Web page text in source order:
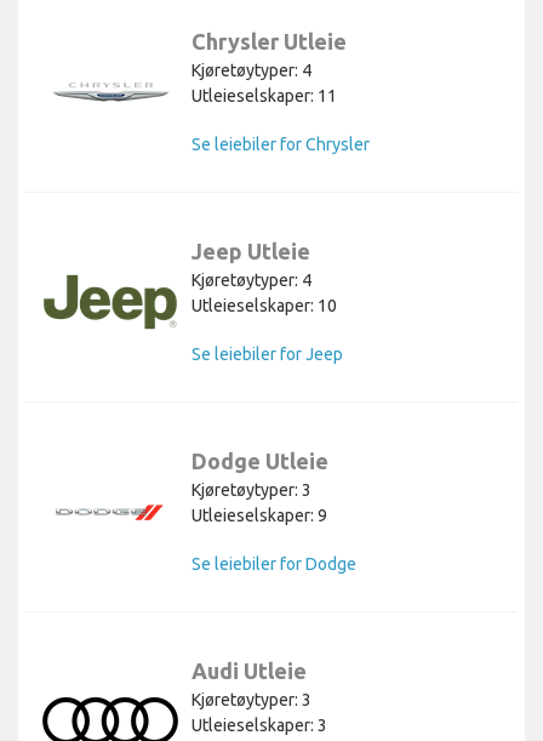
Chrysler Utleie
Kjøretøytyper: 4
Utleieselskaper: 11
Se leiebiler for Chrysler
Jeep Utleie
Kjøretøytyper: 4
Utleieselskaper: 10
Se leiebiler for Jeep
Dodge Utleie
Kjøretøytyper: 3
Utleieselskaper: 9
Se leiebiler for Dodge
Audi Utleie
Kjøretøytyper: 3
Utleieselskaper: 3